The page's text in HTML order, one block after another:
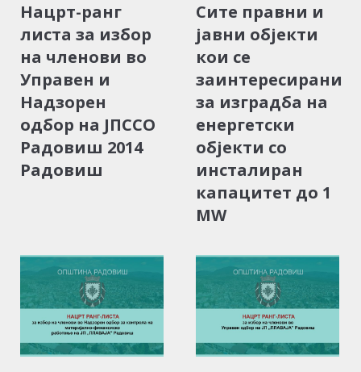
Нацрт-ранг
листа за избор
на членови во
Управен и
Надзорен
одбор на ЈПССО
Радовиш 2014
Радовиш
Сите правни и
јавни објекти
кои се
заинтересирани
за изградба на
енергетски
објекти со
инсталиран
капацитет до 1
MW